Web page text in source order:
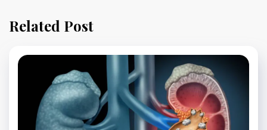
Related Post